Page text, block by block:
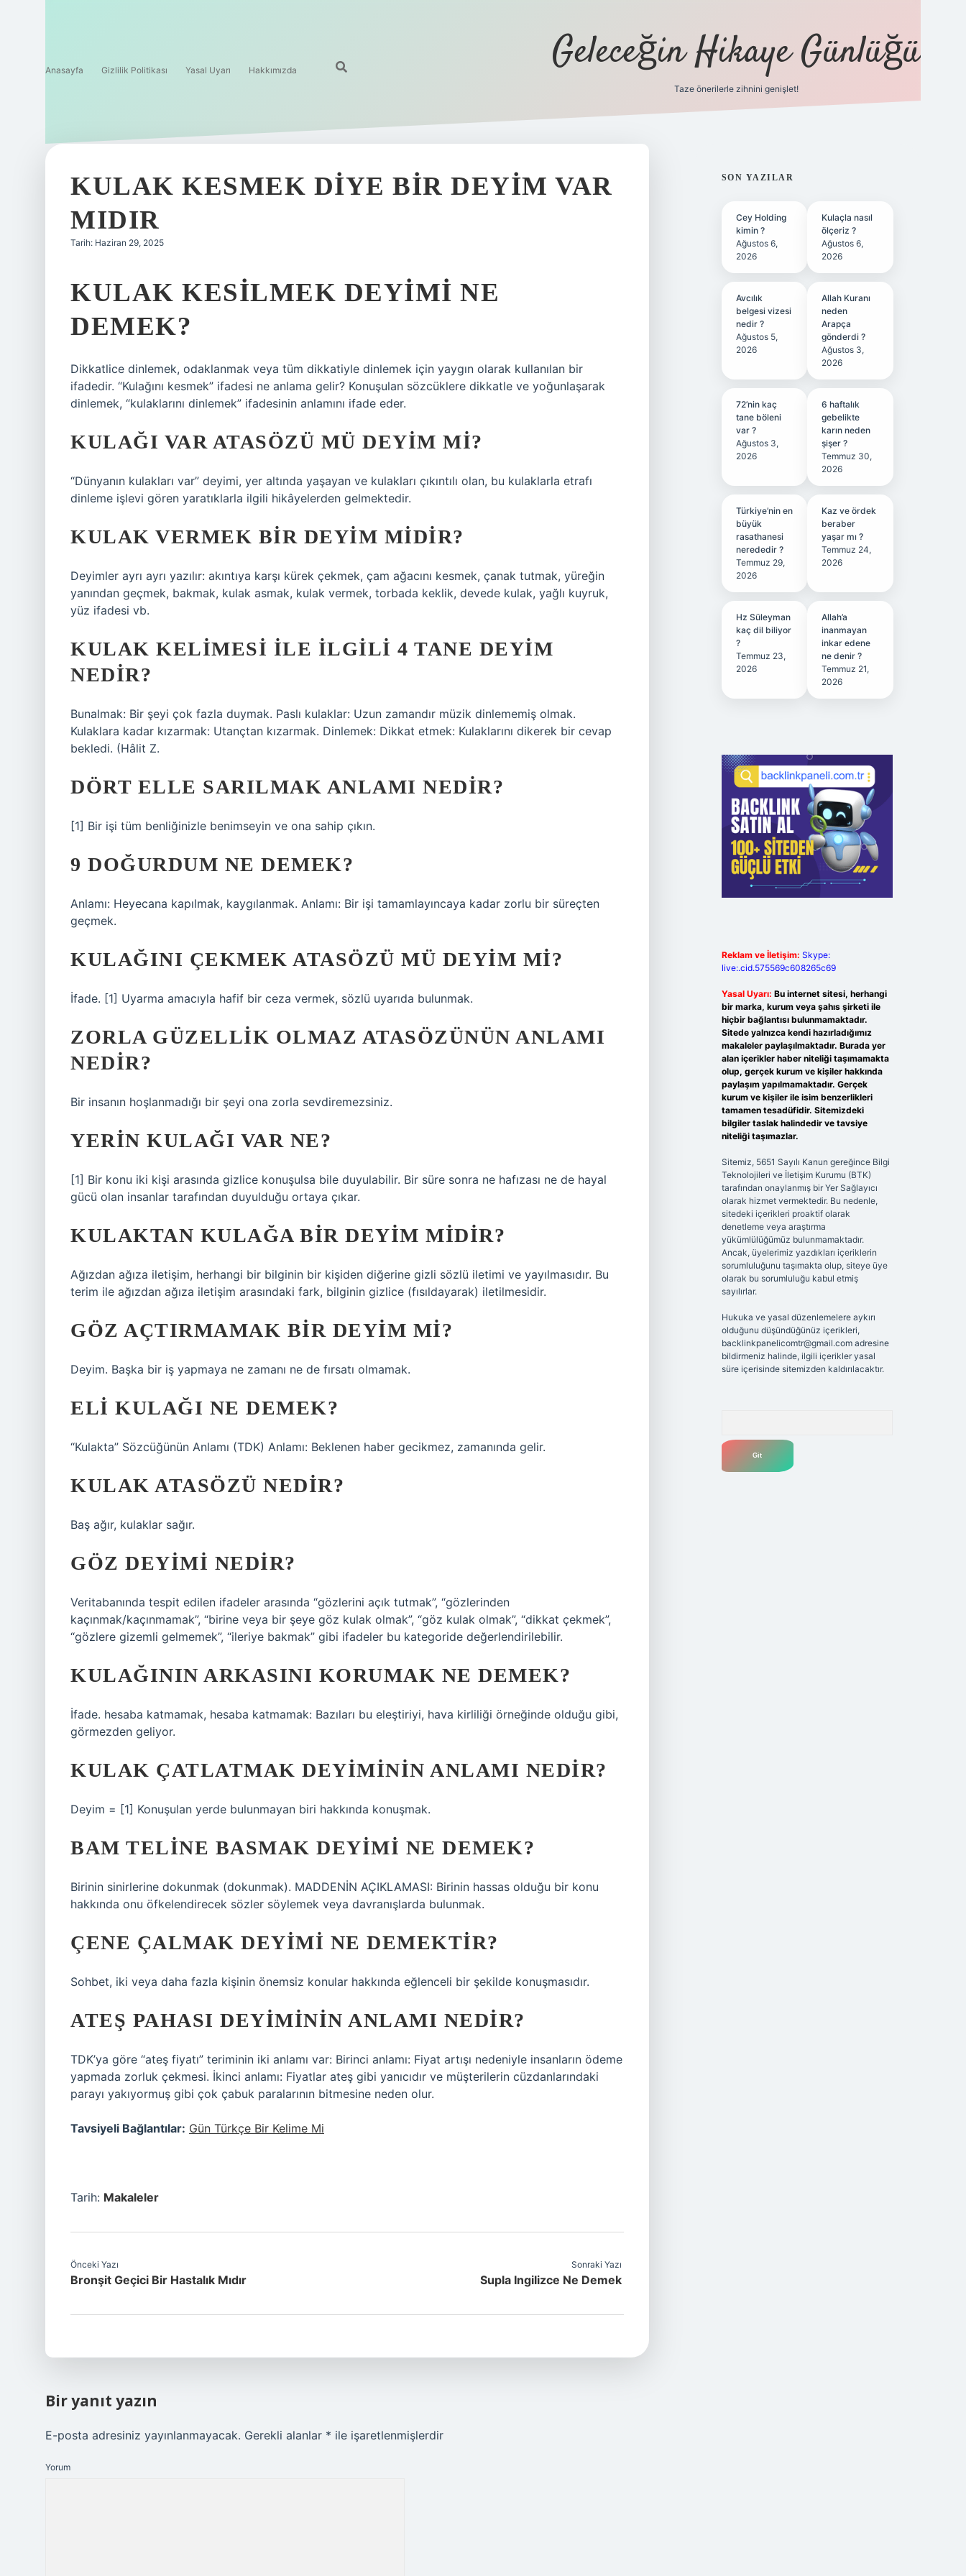
Anasayfa Gizlilik Politikası Yasal Uyarı Hakkımızda Geleceğin Hikaye Günlüğü
Taze önerilerle zihnini genişlet!
KULAK KESMEK DIYE BIR DEYIM VAR
MIDIR
Tarih: Haziran 29, 2025
KULAK KESILMEK DEYIMI NE
DEMEK?
Dikkatlice dinlemek, odaklanmak veya tüm dikkatiyle dinlemek için yaygın olarak kullanılan bir
ifadedir. “Kulağını kesmek” ifadesi ne anlama gelir? Konuşulan sözcüklere dikkatle ve yoğunlaşarak
dinlemek, “kulaklarını dinlemek” ifadesinin anlamını ifade eder.
KULAĞI VAR ATASÖZÜ MÜ DEYIM MI?
“Dünyanın kulakları var” deyimi, yer altında yaşayan ve kulakları çıkıntılı olan, bu kulaklarla etrafı
dinleme işlevi gören yaratıklarla ilgili hikâyelerden gelmektedir.
KULAK VERMEK BIR DEYIM MIDIR?
Deyimler ayrı ayrı yazılır: akıntıya karşı kürek çekmek, çam ağacını kesmek, çanak tutmak, yüreğin
yanından geçmek, bakmak, kulak asmak, kulak vermek, torbada keklik, devede kulak, yağlı kuyruk,
yüz ifadesi vb.
KULAK KELIMESI ILE ILGILI 4 TANE DEYIM
NEDIR?
Bunalmak: Bir şeyi çok fazla duymak. Paslı kulaklar: Uzun zamandır müzik dinlememiş olmak.
Kulaklara kadar kızarmak: Utançtan kızarmak. Dinlemek: Dikkat etmek: Kulaklarını dikerek bir cevap
bekledi. (Hâlit Z.
DÖRT ELLE SARILMAK ANLAMI NEDIR?
[1] Bir işi tüm benliğinizle benimseyin ve ona sahip çıkın.
9 DOĞURDUM NE DEMEK?
Anlamı: Heyecana kapılmak, kaygılanmak. Anlamı: Bir işi tamamlayıncaya kadar zorlu bir süreçten
geçmek.
KULAĞINI ÇEKMEK ATASÖZÜ MÜ DEYIM MI?
İfade. [1] Uyarma amacıyla hafif bir ceza vermek, sözlü uyarıda bulunmak.
ZORLA GÜZELLIK OLMAZ ATASÖZÜNÜN ANLAMI
NEDIR?
Bir insanın hoşlanmadığı bir şeyi ona zorla sevdiremezsiniz.
YERIN KULAĞI VAR NE?
[1] Bir konu iki kişi arasında gizlice konuşulsa bile duyulabilir. Bir süre sonra ne hafızası ne de hayal
gücü olan insanlar tarafından duyulduğu ortaya çıkar.
KULAKTAN KULAĞA BIR DEYIM MIDIR?
Ağızdan ağıza iletişim, herhangi bir bilginin bir kişiden diğerine gizli sözlü iletimi ve yayılmasıdır. Bu
terim ile ağızdan ağıza iletişim arasındaki fark, bilginin gizlice (fısıldayarak) iletilmesidir.
GÖZ AÇTIRMAMAK BIR DEYIM MI?
Deyim. Başka bir iş yapmaya ne zamanı ne de fırsatı olmamak.
ELI KULAĞI NE DEMEK?
“Kulakta” ​​Sözcüğünün Anlamı (TDK) Anlamı: Beklenen haber gecikmez, zamanında gelir.
KULAK ATASÖZÜ NEDIR?
Baş ağır, kulaklar sağır.
GÖZ DEYIMI NEDIR?
Veritabanında tespit edilen ifadeler arasında “gözlerini açık tutmak”, “gözlerinden
kaçınmak/kaçınmamak”, “birine veya bir şeye göz kulak olmak”, “göz kulak olmak”, “dikkat çekmek”,
“gözlere gizemli gelmemek”, “ileriye bakmak” gibi ifadeler bu kategoride değerlendirilebilir.
KULAĞININ ARKASINI KORUMAK NE DEMEK?
İfade. hesaba katmamak, hesaba katmamak: Bazıları bu eleştiriyi, hava kirliliği örneğinde olduğu gibi,
görmezden geliyor.
KULAK ÇATLATMAK DEYIMININ ANLAMI NEDIR?
Deyim = [1] Konuşulan yerde bulunmayan biri hakkında konuşmak.
BAM TELINE BASMAK DEYIMI NE DEMEK?
Birinin sinirlerine dokunmak (dokunmak). MADDENİN AÇIKLAMASI: Birinin hassas olduğu bir konu
hakkında onu öfkelendirecek sözler söylemek veya davranışlarda bulunmak.
ÇENE ÇALMAK DEYIMI NE DEMEKTIR?
Sohbet, iki veya daha fazla kişinin önemsiz konular hakkında eğlenceli bir şekilde konuşmasıdır.
ATEŞ PAHASI DEYIMININ ANLAMI NEDIR?
TDK’ya göre “ateş fiyatı” teriminin iki anlamı var: Birinci anlamı: Fiyat artışı nedeniyle insanların ödeme
yapmada zorluk çekmesi. İkinci anlamı: Fiyatlar ateş gibi yanıcıdır ve müşterilerin cüzdanlarındaki
parayı yakıyormuş gibi çok çabuk paralarının bitmesine neden olur.
Tavsiyeli Bağlantılar: Gün Türkçe Bir Kelime Mi
Tarih: Makaleler
Önceki Yazı
Bronşit Geçici Bir Hastalık Mıdır
Sonraki Yazı
Supla Ingilizce Ne Demek
Bir yanıt yazın
E-posta adresiniz yayınlanmayacak. Gerekli alanlar * ile işaretlenmişlerdir
Yorum
SIDEBAR
SON YAZILAR
Cey Holding
kimin ?
Ağustos 6,
2026
Kulaçla nasıl
ölçeriz ?
Ağustos 6,
2026
Avcılık
belgesi vizesi
nedir ?
Ağustos 5,
2026
Allah Kuranı
neden
Arapça
gönderdi ?
Ağustos 3,
2026
72’nin kaç
tane böleni
var ?
Ağustos 3,
2026
6 haftalık
gebelikte
karın neden
şişer ?
Temmuz 30,
2026
Türkiye’nin en
büyük
rasathanesi
nerededir ?
Temmuz 29,
2026
Kaz ve ördek
beraber
yaşar mı ?
Temmuz 24,
2026
Hz Süleyman
kaç dil biliyor
?
Temmuz 23,
2026
Allah’a
inanmayan
inkar edene
ne denir ?
Temmuz 21,
2026
Reklam ve İletişim: Skype:
live:.cid.575569c608265c69
Yasal Uyarı: Bu internet sitesi, herhangi
bir marka, kurum veya şahıs şirketi ile
hiçbir bağlantısı bulunmamaktadır.
Sitede yalnızca kendi hazırladığımız
makaleler paylaşılmaktadır. Burada yer
alan içerikler haber niteliği taşımamakta
olup, gerçek kurum ve kişiler hakkında
paylaşım yapılmamaktadır. Gerçek
kurum ve kişiler ile isim benzerlikleri
tamamen tesadüfidir. Sitemizdeki
bilgiler taslak halindedir ve tavsiye
niteliği taşımazlar.
Sitemiz, 5651 Sayılı Kanun gereğince Bilgi
Teknolojileri ve İletişim Kurumu (BTK)
tarafından onaylanmış bir Yer Sağlayıcı
olarak hizmet vermektedir. Bu nedenle,
sitedeki içerikleri proaktif olarak
denetleme veya araştırma
yükümlülüğümüz bulunmamaktadır.
Ancak, üyelerimiz yazdıkları içeriklerin
sorumluluğunu taşımakta olup, siteye üye
olarak bu sorumluluğu kabul etmiş
sayılırlar.
Hukuka ve yasal düzenlemelere aykırı
olduğunu düşündüğünüz içerikleri,
backlinkpanelicomtr@gmail.comadresine
bildirmeniz halinde, ilgili içerikler yasal
süre içerisinde sitemizden kaldırılacaktır.